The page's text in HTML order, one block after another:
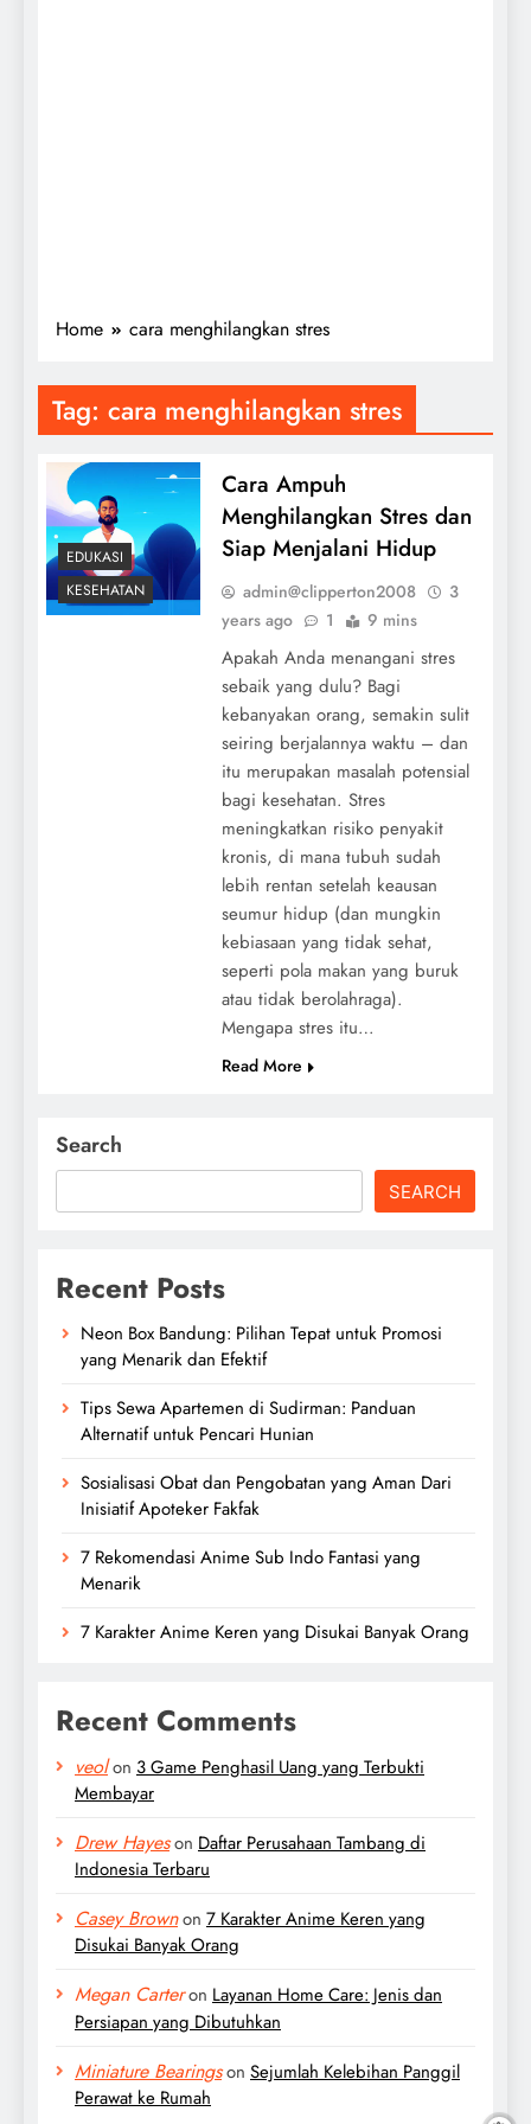
Home cara menghilangkan stres
Tag: cara menghilangkan stres
EDUKASI
KESEHATAN
Cara Ampuh
Menghilangkan Stres dan
Siap Menjalani Hidup
admin@clipperton2008
3
years ago
1 9 mins
Apakah Anda menangani stres
sebaik yang dulu? Bagi
kebanyakan orang, semakin sulit
seiring berjalannya waktu – dan
itu merupakan masalah potensial
bagi kesehatan. Stres
meningkatkan risiko penyakit
kronis, di mana tubuh sudah
lebih rentan setelah keausan
seumur hidup (dan mungkin
kebiasaan yang tidak sehat,
seperti pola makan yang buruk
atau tidak berolahraga).
Mengapa stres itu…
Read More
Search
SEARCH
Recent Posts
Neon Box Bandung: Pilihan Tepat untuk Promosi
yang Menarik dan Efektif
Tips Sewa Apartemen di Sudirman: Panduan
Alternatif untuk Pencari Hunian
Sosialisasi Obat dan Pengobatan yang Aman Dari
Inisiatif Apoteker Fakfak
7 Rekomendasi Anime Sub Indo Fantasi yang
Menarik
7 Karakter Anime Keren yang Disukai Banyak Orang
Recent Comments
veolon 3 Game Penghasil Uang yang Terbukti
Membayar
Drew Hayeson Daftar Perusahaan Tambang di
Indonesia Terbaru
Casey Brownon 7 Karakter Anime Keren yang
Disukai Banyak Orang
Megan Carteron Layanan Home Care: Jenis dan
Persiapan yang Dibutuhkan
Miniature Bearingson Sejumlah Kelebihan Panggil
Perawat ke Rumah